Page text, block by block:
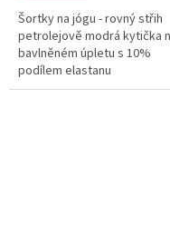
Šortky na jógu - rovný střih
petrolejově modrá kytička
bavlněném úpletu s 10%
podílem elastanu